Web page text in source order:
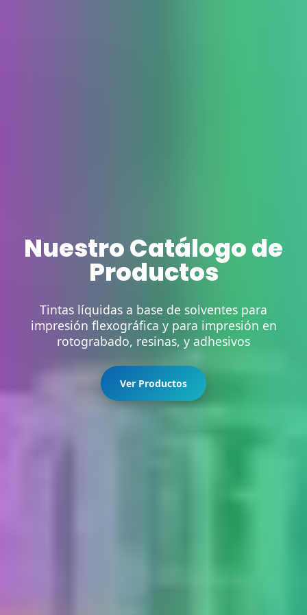
Nuestro Catálogo de
Productos
Tintas líquidas a base de solventes para
impresión flexográfica y para impresión en
rotograbado, resinas, y adhesivos
Ver Productos